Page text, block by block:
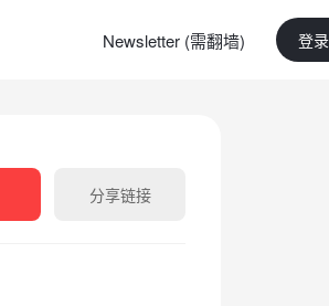
Newsletter (需翻墙) 登
分享链接